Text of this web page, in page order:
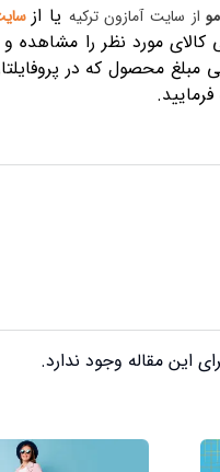
از سایت آمازون ترکیه یا از
کالای مورد نظر را
با پرداخت ریالی مبلغ محصول که
فرمایید.
این مقاله وجود ندارد.